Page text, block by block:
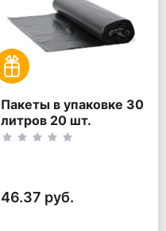
Пакеты в упаковке 30
литров 20 шт.
(20шт*1рул)
46.37 руб.